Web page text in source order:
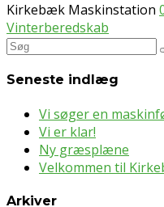
Kirkebæk Maskinstation
Vinterberedskab
Søg
Seneste indlæg
Vi søger en
Vi er klar!
Ny græsplæne
Velkommen til
Arkiver